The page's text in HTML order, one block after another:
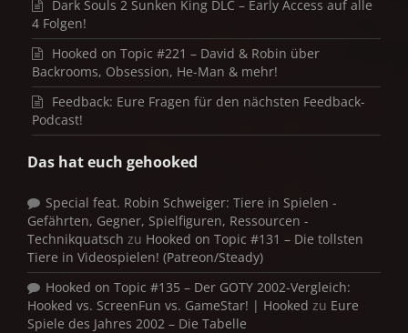
Dark Souls 2 Sunken King DLC – Early Access auf alle
4 Folgen!
Hooked on Topic #221 – David & Robin über
Backrooms, Obsession, He-Man & mehr!
Feedback: Eure Fragen für den nächsten Feedback-
Podcast!
Das hat euch gehooked
Special feat. Robin Schweiger: Tiere in Spielen -
Gefährten, Gegner, Spielfiguren, Ressourcen -
Technikquatsch zu Hooked on Topic #131 – Die tollsten
Tiere in Videospielen! (Patreon/Steady)
Hooked on Topic #135 – Der GOTY 2002-Vergleich:
Hooked vs. ScreenFun vs. GameStar! | Hooked zu Eure
Spiele des Jahres 2002 – Die Tabelle